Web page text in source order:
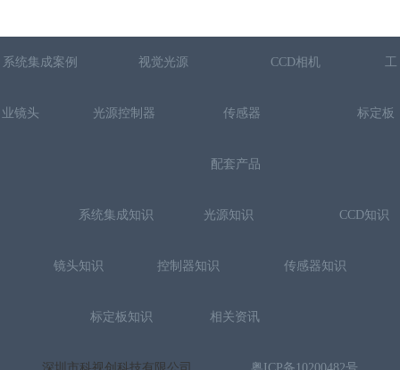
系统集成案例 视觉光源 CCD相机
业镜头 光源控制器 传感器 标定板
配套产品
系统集成知识 光源知识 CCD知识
镜头知识 控制器知识 传感器知识
标定板知识 相关资讯